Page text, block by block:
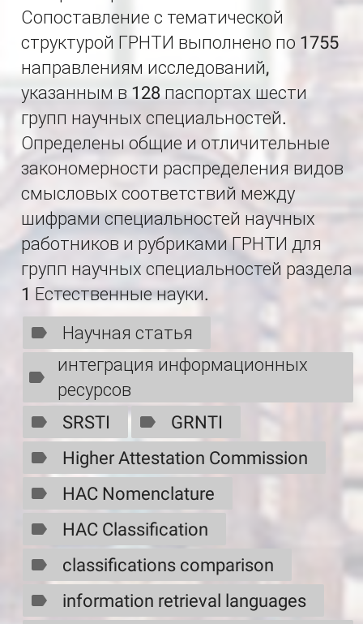
Сопоставление с тематической
структурой ГРНТИ выполнено по 1755
направлениям исследований,
указанным в 128 паспортах шести
групп научных специальностей.
Определены общие и отличительные
закономерности распределения видов
смысловых соответствий между
шифрами специальностей научных
работников и рубриками ГРНТИ для
групп научных специальностей раздела
1 Естественные науки.
Научная статья
интеграция информационных
ресурсов
SRSTI
GRNTI
Higher Attestation Commission
HAC Nomenclature
HAC Classification
classifications comparison
information retrieval languages